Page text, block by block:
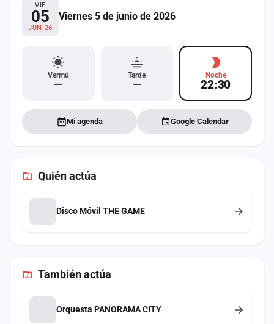
VIE
05
JUN 26
Viernes 5 de junio de 2026
Vermú
—
Tarde
—
Noche
22:30
Mi agenda Google Calendar
Quién actúa
Disco Móvil THE GAME
Tambiénactúa
Orquesta PANORAMA CITY
Contacto